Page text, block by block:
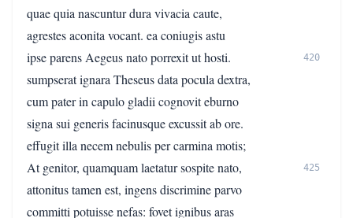
quae quia nascuntur dura vivacia caute,
agrestes aconita vocant. ea coniugis astu
ipse parens Aegeus nato porrexit ut hosti.
420
sumpserat ignara Theseus data pocula dextra,
cum pater in capulo gladii cognovit eburno
signa sui generis facinusque excussit ab ore.
effugit illa necem nebulis per carmina motis;
At genitor, quamquam laetatur sospite nato,
425
attonitus tamen est, ingens discrimine parvo
committi potuisse nefas: fovet ignibus aras